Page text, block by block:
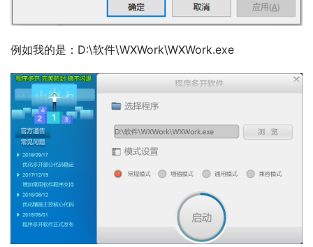
例如我的是：D:\软件\WXWork\WXWork.exe